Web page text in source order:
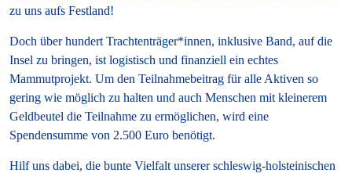
zu uns aufs Festland!
Doch über hundert Trachtenträger*innen, inklusive Band, auf die
Insel zu bringen, ist logistisch und finanziell ein echtes
Mammutprojekt. Um den Teilnahmebeitrag für alle Aktiven so
gering wie möglich zu halten und auch Menschen mit kleinerem
Geldbeutel die Teilnahme zu ermöglichen, wird eine
Spendensumme von 2.500 Euro benötigt.
Hilf uns dabei, die bunte Vielfalt unserer schleswig-holsteinischen